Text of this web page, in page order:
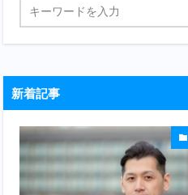
新着記事